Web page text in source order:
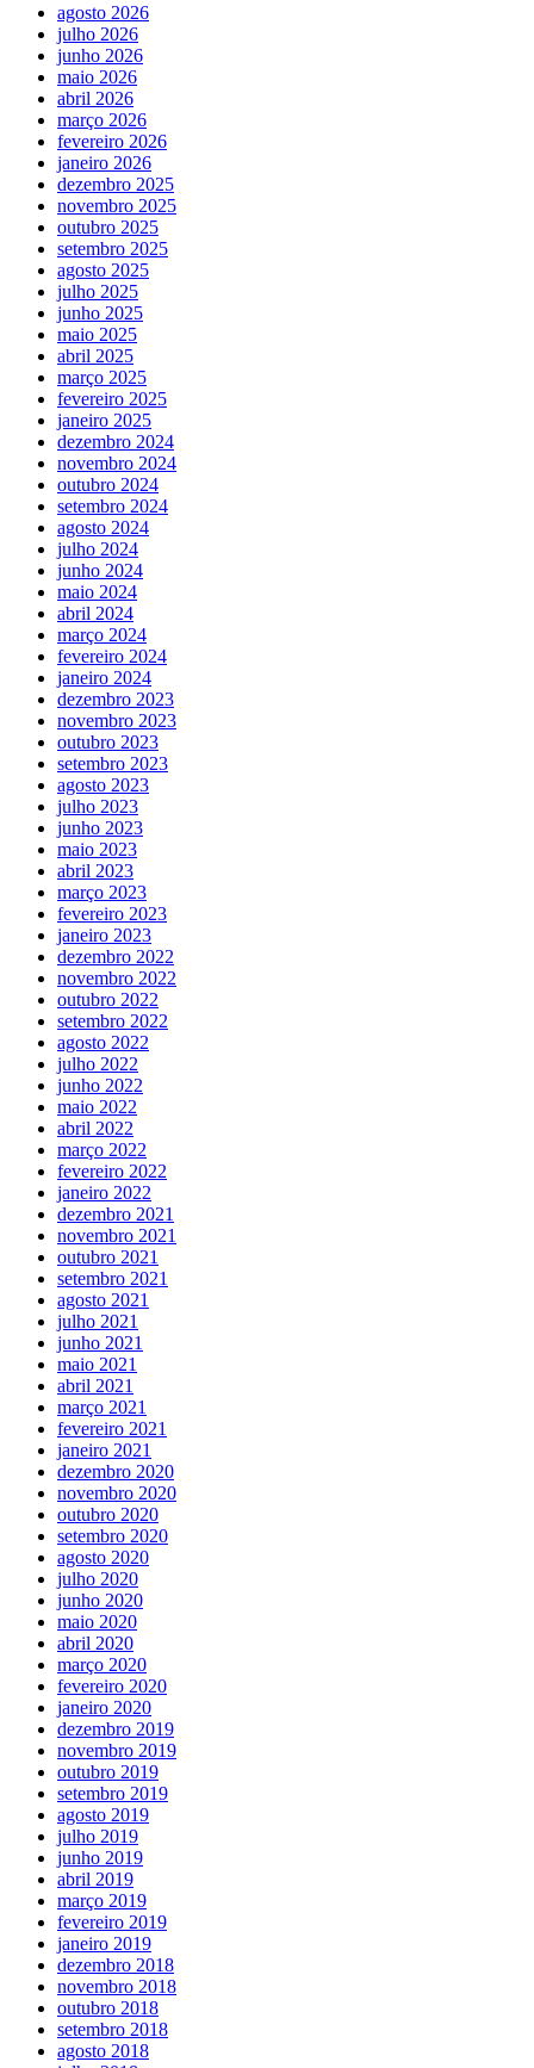
agosto 2026
julho 2026
junho 2026
maio 2026
abril 2026
março 2026
fevereiro 2026
janeiro 2026
dezembro 2025
novembro 2025
outubro 2025
setembro 2025
agosto 2025
julho 2025
junho 2025
maio 2025
abril 2025
março 2025
fevereiro 2025
janeiro 2025
dezembro 2024
novembro 2024
outubro 2024
setembro 2024
agosto 2024
julho 2024
junho 2024
maio 2024
abril 2024
março 2024
fevereiro 2024
janeiro 2024
dezembro 2023
novembro 2023
outubro 2023
setembro 2023
agosto 2023
julho 2023
junho 2023
maio 2023
abril 2023
março 2023
fevereiro 2023
janeiro 2023
dezembro 2022
novembro 2022
outubro 2022
setembro 2022
agosto 2022
julho 2022
junho 2022
maio 2022
abril 2022
março 2022
fevereiro 2022
janeiro 2022
dezembro 2021
novembro 2021
outubro 2021
setembro 2021
agosto 2021
julho 2021
junho 2021
maio 2021
abril 2021
março 2021
fevereiro 2021
janeiro 2021
dezembro 2020
novembro 2020
outubro 2020
setembro 2020
agosto 2020
julho 2020
junho 2020
maio 2020
abril 2020
março 2020
fevereiro 2020
janeiro 2020
dezembro 2019
novembro 2019
outubro 2019
setembro 2019
agosto 2019
julho 2019
junho 2019
abril 2019
março 2019
fevereiro 2019
janeiro 2019
dezembro 2018
novembro 2018
outubro 2018
setembro 2018
agosto 2018